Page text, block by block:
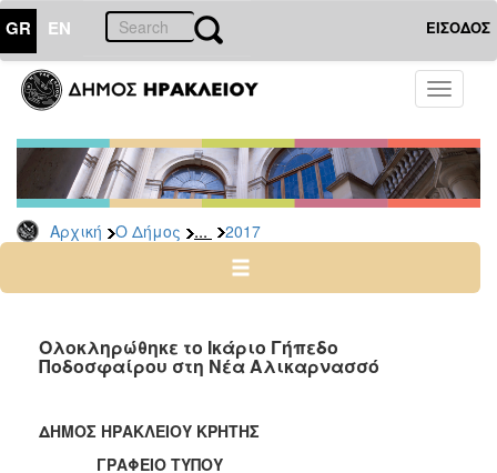
GR EN ΕΙΣΟΔΟΣ
Toggle
Αρχική Ο Δήμος ... 2017
ΔΗΜΟΣ
Δελτία
Τύπου
Αρχείο
2026
2024
2022
2020
2019
Ολοκληρώθηκε το Ικάριο Γήπεδο
Ποδοσφαίρου στη Νέα Αλικαρνασσό
ΔΗΜΟΣ ΗΡΑΚΛΕΙΟΥ ΚΡΗΤΗΣ
ΓΡΑΦΕΙΟ ΤΥΠΟΥ